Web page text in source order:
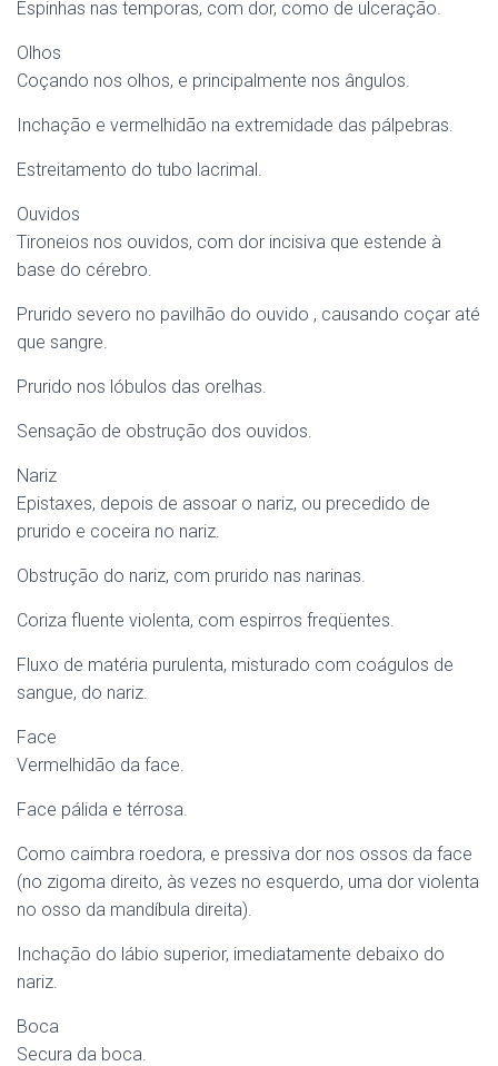
Espinhas nas temporas, com dor, como de ulceração.
Olhos
Coçando nos olhos, e principalmente nos ângulos.
Inchação e vermelhidão na extremidade das pálpebras.
Estreitamento do tubo lacrimal.
Ouvidos
Tironeios nos ouvidos, com dor incisiva que estende à
base do cérebro.
Prurido severo no pavilhão do ouvido , causando coçar até
que sangre.
Prurido nos lóbulos das orelhas.
Sensação de obstrução dos ouvidos.
Nariz
Epistaxes, depois de assoar o nariz, ou precedido de
prurido e coceira no nariz.
Obstrução do nariz, com prurido nas narinas.
Coriza fluente violenta, com espirros freqüentes.
Fluxo de matéria purulenta, misturado com coágulos de
sangue, do nariz.
Face
Vermelhidão da face.
Face pálida e térrosa.
Como caimbra roedora, e pressiva dor nos ossos da face
(no zigoma direito, às vezes no esquerdo, uma dor violenta
no osso da mandíbula direita).
Inchação do lábio superior, imediatamente debaixo do
nariz.
Boca
Secura da boca.